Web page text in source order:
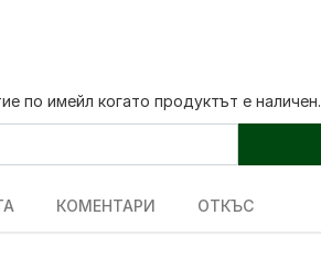
по имейл когато продуктът е наличен.
КОМЕНТАРИ ОТКЪС